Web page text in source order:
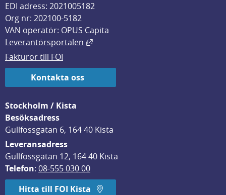
EDI adress: 2021005182
Org nr: 202100-5182
VAN operatör: OPUS Capita
Leverantörsportalen
Länk till annan webbplats, öppnas
Fakturor till FOI
Kontakta oss
Stockholm / Kista
Besöksadress
Gullfossgatan 6, 164 40 Kista
Leveransadress
Gullfossgatan 12, 164 40 Kista
Telefon: 08-555 030 00
Hitta till FOI Kista